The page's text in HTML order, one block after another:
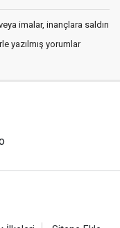
imalar, inançlara saldırı
yazılmış yorumlar